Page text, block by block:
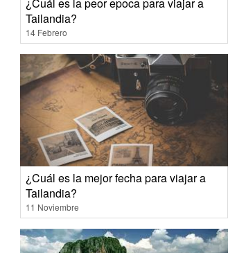
¿Cuál es la peor epoca para viajar a
Tailandia?
14 Febrero
¿Cuál es la mejor fecha para viajar a
Tailandia?
11 Noviembre